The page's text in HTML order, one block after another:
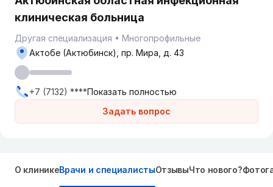
клиническая больница
Другая специализация Многопрофильные
Задать вопрос
Актобе (Актюбинск), пр. Мира, д. 43
+7 (7132) ****Показать полностью
О клиникеВрачи и специалистыОтзывыЧто нового?